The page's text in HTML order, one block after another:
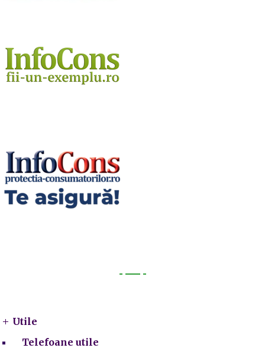
Utile
Telefoane utile